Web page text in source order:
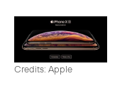
Credits: Apple